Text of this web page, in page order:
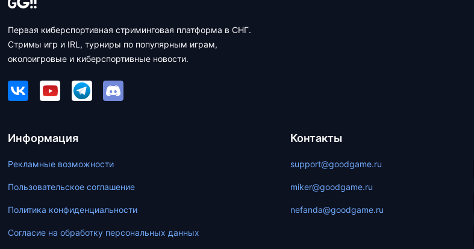
Первая киберспортивная стриминговая платформа в СНГ.
Стримы игр и IRL, турниры по популярным играм,
околоигровые и киберспортивные новости.
Информация
Рекламные возможности
Пользовательское соглашение
Политика конфиденциальности
Согласие на обработку персональных данных
Контакты
support@goodgame.ru
miker@goodgame.ru
nefanda@goodgame.ru